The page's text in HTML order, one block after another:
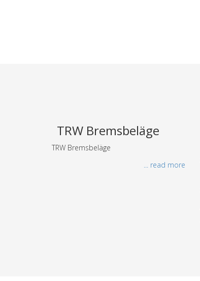
TRW Bremsbeläge
TRW Bremsbeläge
... read more